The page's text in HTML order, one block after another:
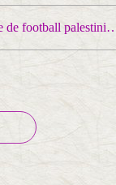
Ehab Abou Jazar, l'entraineur de l'équipe de football palestinienne